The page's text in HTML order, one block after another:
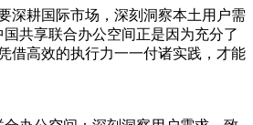
深耕国际市场，深刻洞察本土用户需
国共享联合办公空间正是因为充分了
借高效的执行力一一付诸实践，才能